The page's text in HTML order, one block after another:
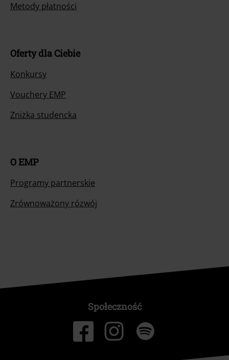
Metody płatności
Oferty dla Ciebie
Konkursy
Vouchery EMP
Zniżka studencka
O EMP
Programy partnerskie
Zrównoważony rózwój
Społeczność